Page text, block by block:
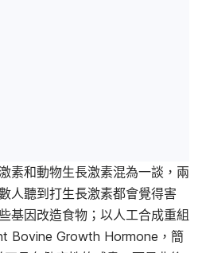
素和動物生長激素混為一談，兩
人聽到打生長激素都會覺得害
基因改造食物；以人工合成重組
Bovine Growth Hormone，簡